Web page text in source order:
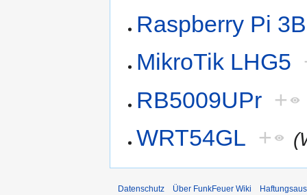
Raspberry Pi
MikroTik LHG5
RB5009UPr +
WRT54GL +
Datenschutz Über FunkFeuer Wiki